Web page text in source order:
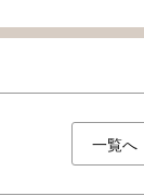
一覧へ